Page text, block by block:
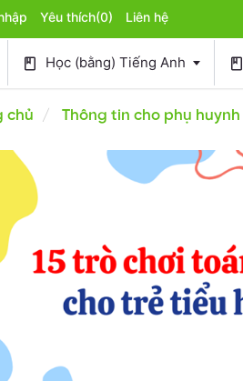
Yêu thích(0) Liên hệ
book Học (bằng) Tiếng Anh book
chủ Thông tin cho phụ huynh